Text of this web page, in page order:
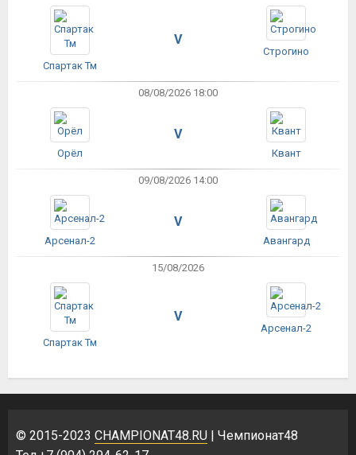
Спартак Тм
V
Строгино
08/08/2026 18:00
Орёл
V
Квант
09/08/2026 14:00
Арсенал-2
V
Авангард
15/08/2026
Спартак Тм
V
Арсенал-2
© 2015-2023 CHAMPIONAT48.RU | Чемпионат48